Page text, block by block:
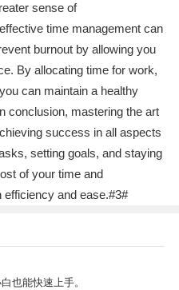
sense of
time management can
burnout by allowing you
By allocating time for work,
can maintain a healthy
conclusion, mastering the art
success in all aspects
setting goals, and staying
of your time and
and ease.#3#
也能快速上手。